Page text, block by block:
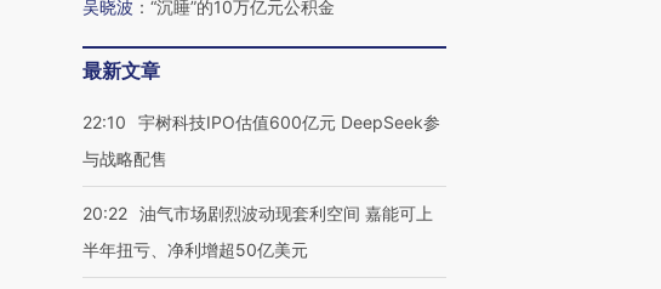
吴晓波 ： “沉睡”的10万亿元公积金
最新文章
22:10
宇树科技IPO估值600亿元 DeepSeek参
与战略配售
20:22 油气市场剧烈波动现套利空间 嘉能可上
半年扭亏、净利增超50亿美元